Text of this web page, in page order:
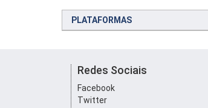
PLATAFORMAS
Redes Sociais
Facebook
Twitter